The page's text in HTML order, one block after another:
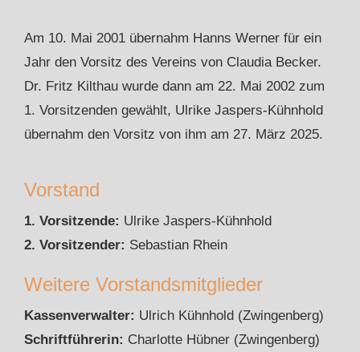
Am 10. Mai 2001 übernahm Hanns Werner für ein
Jahr den Vorsitz des Vereins von Claudia Becker.
Dr. Fritz Kilthau wurde dann am 22. Mai 2002 zum
1. Vorsitzenden gewählt, Ulrike Jaspers-Kühnhold
übernahm den Vorsitz von ihm am 27. März 2025.
Vorstand
1. Vorsitzende: Ulrike Jaspers-Kühnhold
2. Vorsitzender: Sebastian Rhein
Weitere Vorstandsmitglieder
Kassenverwalter: Ulrich Kühnhold (Zwingenberg)
Schriftführerin: Charlotte Hübner (Zwingenberg)